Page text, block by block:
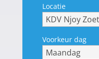
Locatie
Voorkeur dag